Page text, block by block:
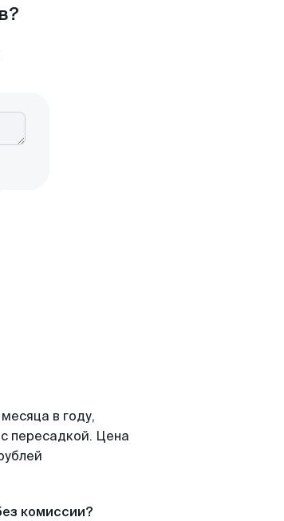
в году,
пересадкой. Цена
комиссии?